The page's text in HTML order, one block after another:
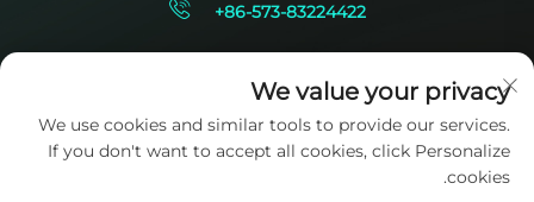
+86-573-83224422
We value your privacy
We use cookies and similar tools to provide our services.
If you don't want to accept all cookies, click Personalize
cookies.